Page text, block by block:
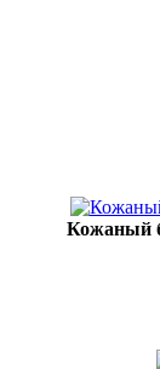
Кожаный